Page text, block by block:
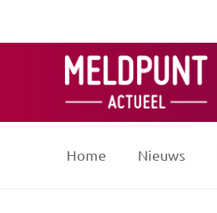
Home Nieuws